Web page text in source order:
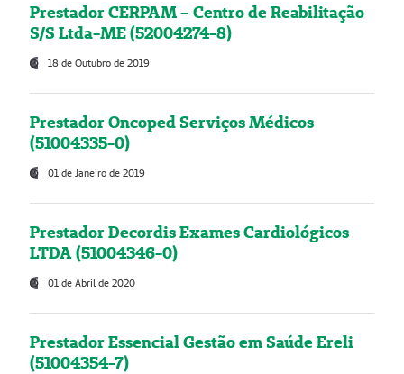
Prestador CERPAM – Centro de Reabilitação
S/S Ltda-ME (52004274-8)
18 de Outubro de 2019
Prestador Oncoped Serviços Médicos
(51004335-0)
01 de Janeiro de 2019
Prestador Decordis Exames Cardiológicos
LTDA (51004346-0)
01 de Abril de 2020
Prestador Essencial Gestão em Saúde Ereli
(51004354-7)